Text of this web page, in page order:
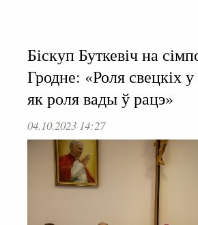
Біскуп Буткевіч на
Гродне: «Роля свецкіх
як роля вады ў рацэ»
04.10.2023 14:27